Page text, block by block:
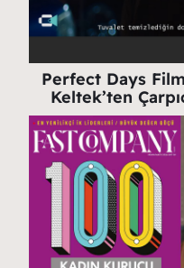
Perfect Days
Keltek’ten